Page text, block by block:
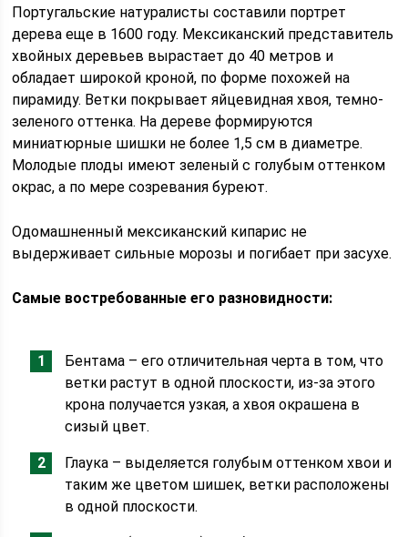
Португальские натуралисты составили портрет
дерева еще в 1600 году. Мексиканский представитель
хвойных деревьев вырастает до 40 метров и
обладает широкой кроной, по форме похожей на
пирамиду. Ветки покрывает яйцевидная хвоя, темно-
зеленого оттенка. На дереве формируются
миниатюрные шишки не более 1,5 см в диаметре.
Молодые плоды имеют зеленый с голубым оттенком
окрас, а по мере созревания буреют.
Одомашненный мексиканский кипарис не
выдерживает сильные морозы и погибает при засухе.
Самые востребованные его разновидности:
Бентама – его отличительная черта в том, что
ветки растут в одной плоскости, из-за этого
крона получается узкая, а хвоя окрашена в
сизый цвет.
Глаука – выделяется голубым оттенком хвои и
таким же цветом шишек, ветки расположены
в одной плоскости.